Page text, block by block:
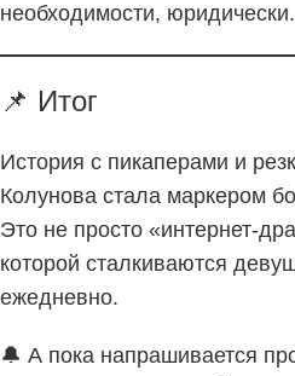
необходимости, юридически.
📌 Итог
История с пикаперами и
Колунова стала маркером
Это не просто «интернет-
которой сталкиваются
ежедневно.
🔔 А пока напрашивается